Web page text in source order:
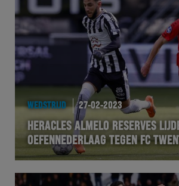
Natuurgras
Wedstrijd
BusinessClub
Foundation
Herakids
WEDSTRIJD 27-02-2023
HERACLES ALMELO RESERVES
OEFENNEDERLAAG TEGEN FC